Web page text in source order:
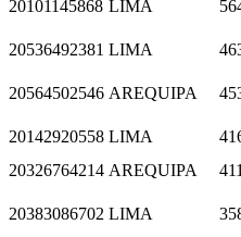
20101145868 LIMA
20536492381 LIMA
20564502546 AREQUIPA
20142920558 LIMA
20326764214 AREQUIPA
20383086702 LIMA